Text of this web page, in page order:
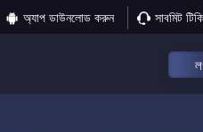
অ্যাপ ডাউনলোড করুন সাবমিট